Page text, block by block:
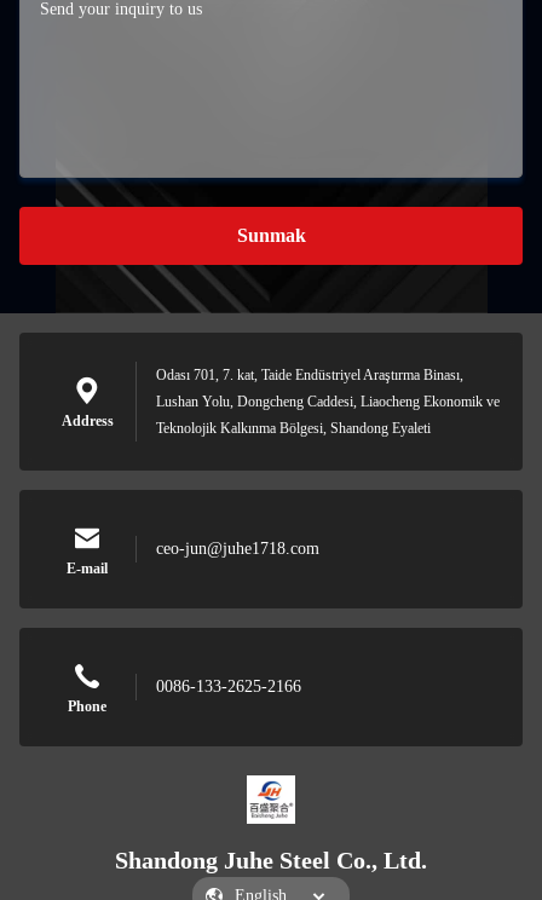
Sunmak
Address
Odası 701, 7. kat, Taide Endüstriyel Araştırma Binası,
Lushan Yolu, Dongcheng Caddesi, Liaocheng Ekonomik ve
Teknolojik Kalkınma Bölgesi, Shandong Eyaleti
E-mail
ceo-jun@juhe1718.com
Phone
0086-133-2625-2166
Shandong Juhe Steel Co., Ltd.